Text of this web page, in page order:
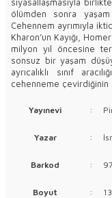
ölümden sonra
Cehennem ayrımıyla
Kharon’un Kayığı,
milyon yıl öncesine
sonsuz bir yaşam
ayrıcalıklı sınıf
cehenneme çevirdiğinin
Yayınevi :
Yazar :
Barkod :
Boyut :